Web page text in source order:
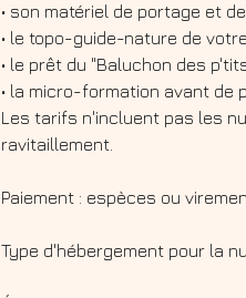
• son matériel de portage et
• le topo-guide-nature de
• le prêt du "Baluchon des
• la micro-formation avant de
Les tarifs n'incluent pas les
ravitaillement.
Paiement : espèces ou
Type d'hébergement pour la